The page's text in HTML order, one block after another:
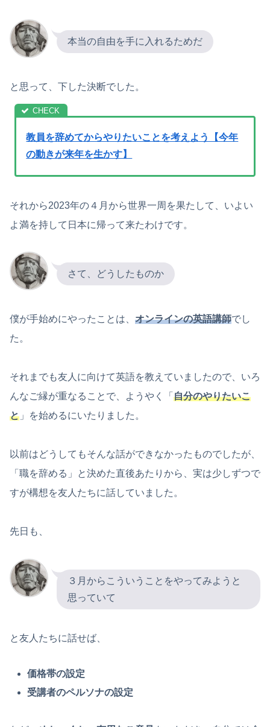
本当の自由を手に入れるためだ
と思って、下した決断でした。
教員を辞めてからやりたいことを考えよう【今年
の動きが来年を生かす】
それから2023年の４月から世界一周を果たして、いよい
よ満を持して日本に帰って来たわけです。
さて、どうしたものか
僕が手始めにやったことは、 オンラインの英語講師でし
た。
それまでも友人に向けて英語を教えていましたので、いろ
んなご縁が重なることで、ようやく「 自分のやりたいこ
と 」を始めるにいたりました。
以前はどうしてもそんな話ができなかったものでしたが、
「職を辞める」と決めた直後あたりから、実は少しずつで
すが構想を友人たちに話していました。
先日も、
３月からこういうことをやってみようと
思っていて
と友人たちに話せば、
価格帯の設定
受講者のペルソナの設定